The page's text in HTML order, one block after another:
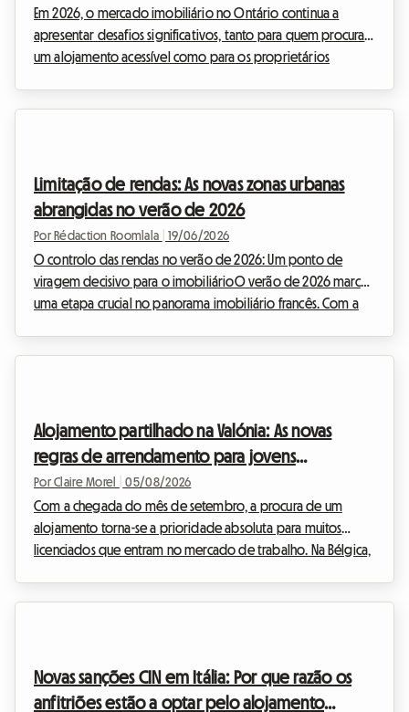
Em 2026, o mercado imobiliário no Ontário continua a
apresentar desafios significativos, tanto para quem procura
um alojamento acessível como para os proprietários
processos, por vezes longos, impostos pela província. No
entanto, uma dis...
Limitação de rendas: As novas zonas urbanas
abrangidas no verão de 2026
Por Rédaction Roomlala 19/06/2026
O controlo das rendas no verão de 2026: Um ponto de
viragem decisivo para o imobiliárioO verão de 2026 marca
uma etapa crucial no panorama imobiliário francês. Com a
processos de arrendamento de quarto em casa do anfitrião
e de aloj...
Alojamento partilhado na Valónia: As novas
regras de arrendamento para jovens
profissionais em 2026
Por Claire Morel 05/08/2026
Com a chegada do mês de setembro, a procura de um
alojamento torna-se a prioridade absoluta para muitos
licenciados que entram no mercado de trabalho. Na Bélgica,
sabemos que viver com outras pessoas pode, ...
Novas sanções CIN em Itália: Por que razão os
anfitriões estão a optar pelo alojamento